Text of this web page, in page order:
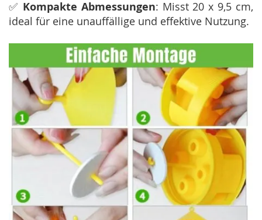
✅ Kompakte Abmessungen: Misst 20 x 9,5 cm,
ideal für eine unauffällige und effektive Nutzung.